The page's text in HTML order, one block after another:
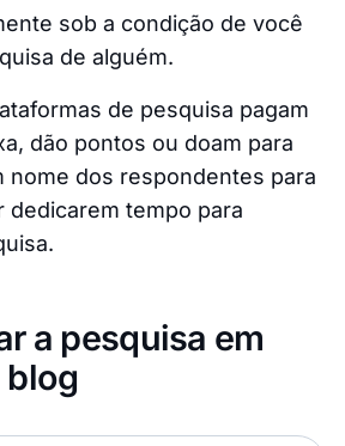
sob a condição de você
de alguém.
de pesquisa pagam
dão pontos ou doam para
nome dos respondentes para
dedicarem tempo para
a pesquisa em
blog